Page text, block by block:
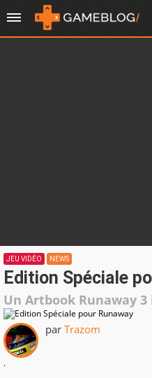
JEU VIDÉO NEWS
Edition Spéciale
Un Artbook Runaway 3
par Trazom
.